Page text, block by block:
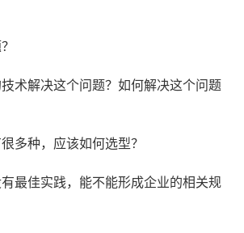
术解决这个问题？如何解决这个问题
多种，应该如何选型？
最佳实践，能不能形成企业的相关规